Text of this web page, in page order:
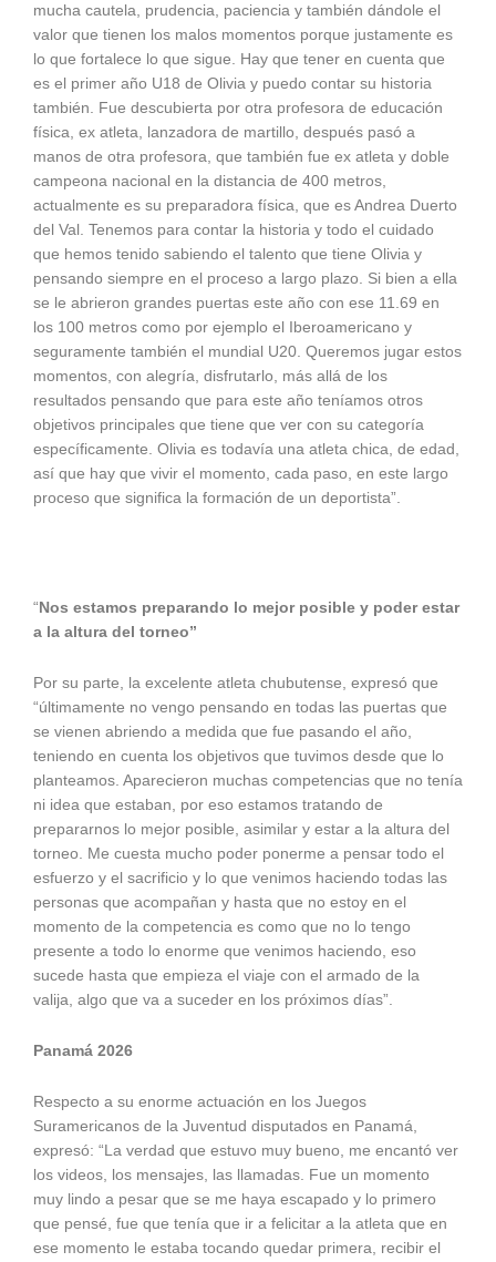
mucha cautela, prudencia, paciencia y también dándole el
valor que tienen los malos momentos porque justamente es
lo que fortalece lo que sigue. Hay que tener en cuenta que
es el primer año U18 de Olivia y puedo contar su historia
también. Fue descubierta por otra profesora de educación
física, ex atleta, lanzadora de martillo, después pasó a
manos de otra profesora, que también fue ex atleta y doble
campeona nacional en la distancia de 400 metros,
actualmente es su preparadora física, que es Andrea Duerto
del Val. Tenemos para contar la historia y todo el cuidado
que hemos tenido sabiendo el talento que tiene Olivia y
pensando siempre en el proceso a largo plazo. Si bien a ella
se le abrieron grandes puertas este año con ese 11.69 en
los 100 metros como por ejemplo el Iberoamericano y
seguramente también el mundial U20. Queremos jugar estos
momentos, con alegría, disfrutarlo, más allá de los
resultados pensando que para este año teníamos otros
objetivos principales que tiene que ver con su categoría
específicamente. Olivia es todavía una atleta chica, de edad,
así que hay que vivir el momento, cada paso, en este largo
proceso que significa la formación de un deportista”.
“ Nos estamos preparando lo mejor posible y poder estar
a la altura del torneo”
Por su parte, la excelente atleta chubutense, expresó que
“últimamente no vengo pensando en todas las puertas que
se vienen abriendo a medida que fue pasando el año,
teniendo en cuenta los objetivos que tuvimos desde que lo
planteamos. Aparecieron muchas competencias que no tenía
ni idea que estaban, por eso estamos tratando de
prepararnos lo mejor posible, asimilar y estar a la altura del
torneo. Me cuesta mucho poder ponerme a pensar todo el
esfuerzo y el sacrificio y lo que venimos haciendo todas las
personas que acompañan y hasta que no estoy en el
momento de la competencia es como que no lo tengo
presente a todo lo enorme que venimos haciendo, eso
sucede hasta que empieza el viaje con el armado de la
valija, algo que va a suceder en los próximos días”.
Panamá 2026
Respecto a su enorme actuación en los Juegos
Suramericanos de la Juventud disputados en Panamá,
expresó: “La verdad que estuvo muy bueno, me encantó ver
los videos, los mensajes, las llamadas. Fue un momento
muy lindo a pesar que se me haya escapado y lo primero
que pensé, fue que tenía que ir a felicitar a la atleta que en
ese momento le estaba tocando quedar primera, recibir el